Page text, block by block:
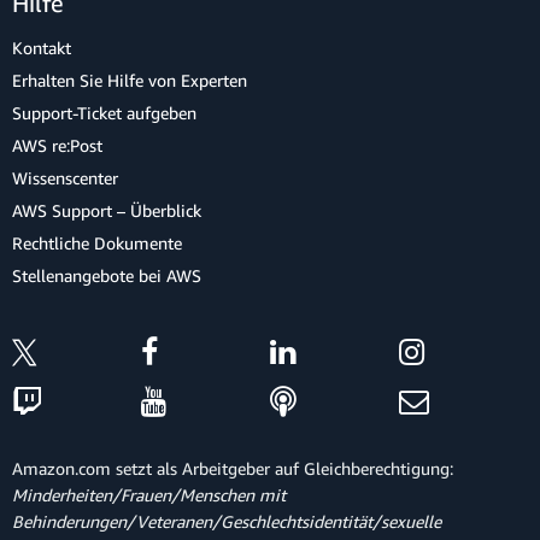
Kontakt
Erhalten Sie Hilfe von Experten
Support-Ticket aufgeben
AWS re:Post
Wissenscenter
AWS Support – Überblick
Rechtliche Dokumente
Stellenangebote bei AWS
Amazon.com setzt als Arbeitgeber auf Gleichberechtigung:
Minderheiten/Frauen/Menschen mit
Behinderungen/Veteranen/Geschlechtsidentität/sexuelle